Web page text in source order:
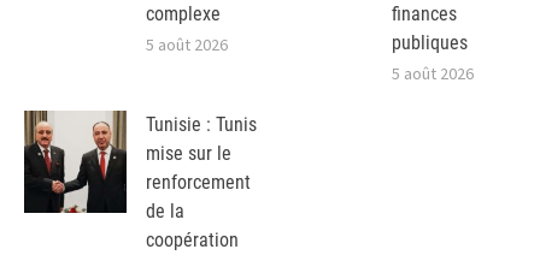
complexe
5 août 2026
finances
publiques
5 août 2026
Tunisie : Tunis
mise sur le
renforcement
de la
coopération